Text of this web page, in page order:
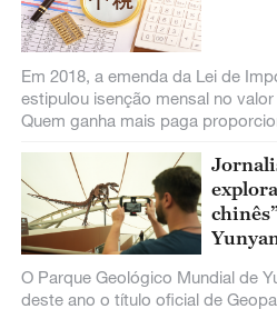
Em 2018, a emenda da Lei de
estipulou isenção mensal no valor
Quem ganha mais paga
O Parque Geológico Mundial de
deste ano o título oficial de